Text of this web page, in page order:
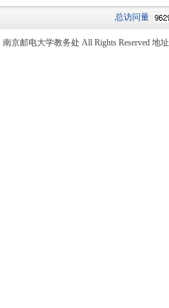
总访问量
南京邮电大学教务处 All Rights Reserved